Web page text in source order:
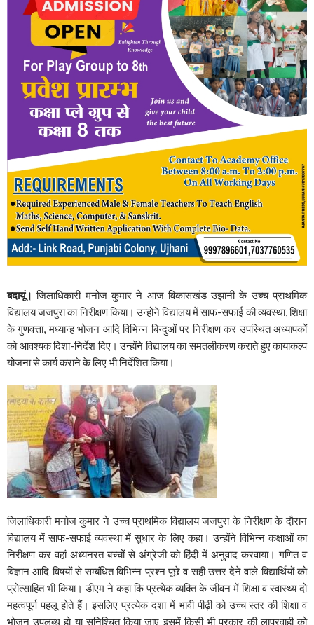
बदायूं। जिलाधिकारी मनोज कुमार ने आज विकासखंड उझानी के उच्च प्राथमिक
विद्यालय जजपुरा का निरीक्षण किया। उन्होंने विद्यालय में साफ-सफाई की व्यवस्था, शिक्षा
के गुणवत्ता, मध्यान्ह भोजन आदि विभिन्न बिन्दुओं पर निरीक्षण कर उपस्थित अध्यापकों
को आवश्यक दिशा-निर्देश दिए। उन्होंने विद्यालय का समतलीकरण कराते हुए कायाकल्प
योजना से कार्य कराने के लिए भी निर्देशित किया।
जिलाधिकारी मनोज कुमार ने उच्च प्राथमिक विद्यालय जजपुरा के निरीक्षण के दौरान
विद्यालय में साफ-सफाई व्यवस्था में सुधार के लिए कहा। उन्होंने विभिन्न कक्षाओं का
निरीक्षण कर वहां अध्यनरत बच्चों से अंग्रेजी को हिंदी में अनुवाद करवाया। गणित व
विज्ञान आदि विषयों से सम्बंधित विभिन्न प्रश्न पूछे व सही उत्तर देने वाले विद्यार्थियों को
प्रोत्साहित भी किया। डीएम ने कहा कि प्रत्येक व्यक्ति के जीवन में शिक्षा व स्वास्थ्य दो
महत्वपूर्ण पहलू होते हैं। इसलिए प्रत्येक दशा में भावी पीढ़ी को उच्च स्तर की शिक्षा व
भोजन उपलब्ध हो या सुनिश्चित किया जाए इसमें किसी भी प्रकार की लापरवाही को